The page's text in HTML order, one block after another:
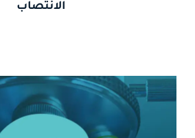
الانتصاب